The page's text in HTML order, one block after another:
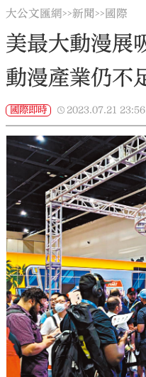
大公文匯網>>新聞>> 國際
美最大動漫
動漫產業仍不
國際即時 2023.07.21 23:56